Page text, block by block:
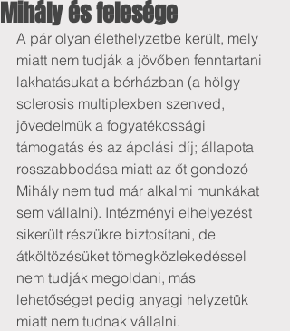
Mihály és felesége
A pár olyan élethelyzetbe került, mely
miatt nem tudják a jövőben fenntartani
lakhatásukat a bérházban (a hölgy
sclerosis multiplexben szenved,
jövedelmük a fogyatékossági
támogatás és az ápolási díj; állapota
rosszabbodása miatt az őt gondozó
Mihály nem tud már alkalmi munkákat
sem vállalni). Intézményi elhelyezést
sikerült részükre biztosítani, de
átköltözésüket tömegközlekedéssel
nem tudják megoldani, más
lehetőséget pedig anyagi helyzetük
miatt nem tudnak vállalni.